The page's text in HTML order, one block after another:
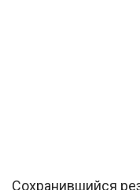
Сохранившийся